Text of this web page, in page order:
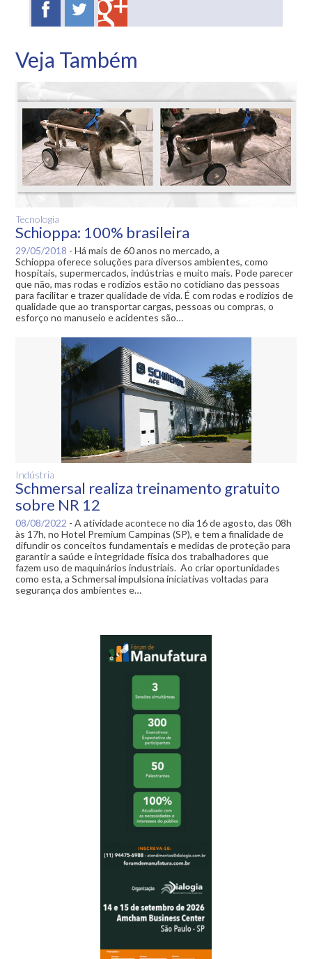
Veja Também
Tecnologia
Schioppa: 100% brasileira
29/05/2018 -Há mais de 60 anos no mercado, a
Schioppa oferece soluções para diversos ambientes, como
hospitais, supermercados, indústrias e muito mais. Pode parecer
que não, mas rodas e rodízios estão no cotidiano das pessoas
para facilitar e trazer qualidade de vida. É com rodas e rodízios de
qualidade que ao transportar cargas, pessoas ou compras, o
esforço no manuseio e acidentes são…
Indústria
Schmersal realiza treinamento gratuito
sobre NR 12
08/08/2022 -A atividade acontece no dia 16 de agosto, das 08h
às 17h, no Hotel Premium Campinas (SP), e tem a finalidade de
difundir os conceitos fundamentais e medidas de proteção para
garantir a saúde e integridade física dos trabalhadores que
fazem uso de maquinários industriais. Ao criar oportunidades
como esta, a Schmersal impulsiona iniciativas voltadas para
segurança dos ambientes e…